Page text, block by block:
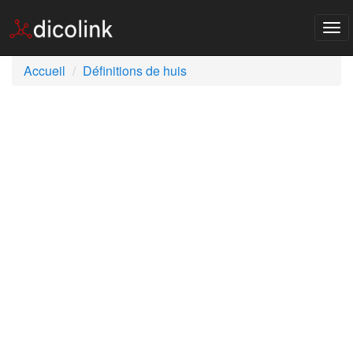
Accueil
Définitions de huis